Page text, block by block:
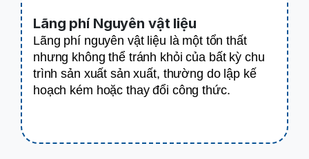
Lãng phí Nguyên vật liệu
Lãng phí nguyên vật liệu là một tổn thất
nhưng không thể tránh khỏi của bất kỳ chu
trình sản xuất sản xuất, thường do lập kế
hoạch kém hoặc thay đổi công thức.